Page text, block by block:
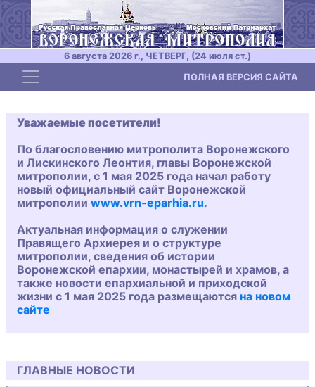
6 августа 2026 г., ЧЕТВЕРГ, (24 июля ст.)
Toggle navigation ПОЛНАЯ ВЕРСИЯ САЙТА
Уважаемые посетители!
По благословению митрополита Воронежского
и Лискинского Леонтия, главы Воронежской
митрополии, с 1 мая 2025 года начал работу
новый официальный сайт Воронежской
митрополии www.vrn-eparhia.ru.
Актуальная информация о служении
Правящего Архиерея и о структуре
митрополии, сведения об истории
Воронежской епархии, монастырей и храмов, а
также новости епархиальной и приходской
жизни с 1 мая 2025 года размещаются на новом
сайте
ГЛАВНЫЕ НОВОСТИ